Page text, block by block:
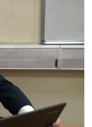
труда, так как
капитала и
работника. По
год
в среднем на